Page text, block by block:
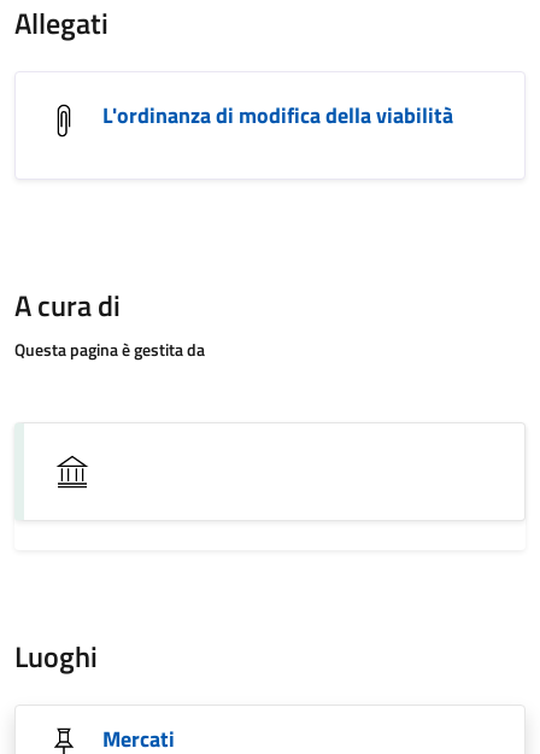
Allegati
L'ordinanza di modifica della viabilità
A cura di
Questa pagina è gestita da
Luoghi
Mercati